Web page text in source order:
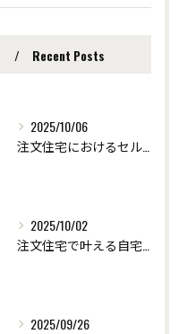
Recent Posts
2025/10/06
2025/10/02
2025/09/26